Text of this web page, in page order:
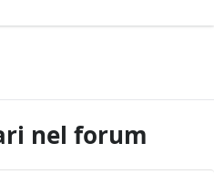
nel forum